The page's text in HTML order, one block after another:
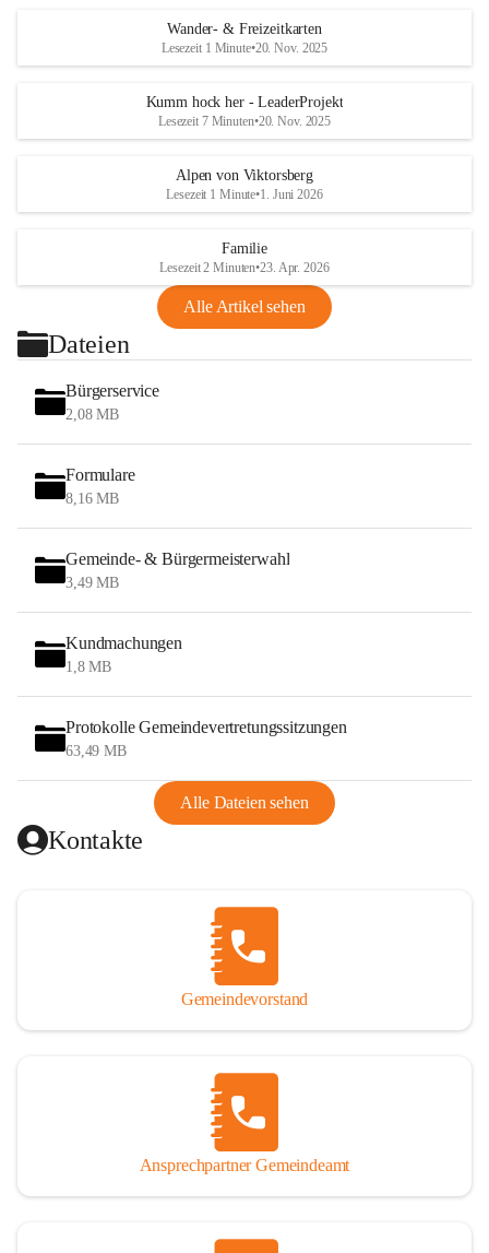
Wander- & Freizeitkarten
Lesezeit 1 Minute•20. Nov. 2025
Kumm hock her - LeaderProjekt
Lesezeit 7 Minuten•20. Nov. 2025
Alpen von Viktorsberg
Lesezeit 1 Minute•1. Juni 2026
Familie
Lesezeit 2 Minuten•23. Apr. 2026
Alle Artikel sehen
Dateien
Bürgerservice
2,08 MB
Formulare
8,16 MB
Gemeinde- & Bürgermeisterwahl
3,49 MB
Kundmachungen
1,8 MB
Protokolle Gemeindevertretungssitzungen
63,49 MB
Alle Dateien sehen
Kontakte
Gemeindevorstand
Ansprechpartner Gemeindeamt